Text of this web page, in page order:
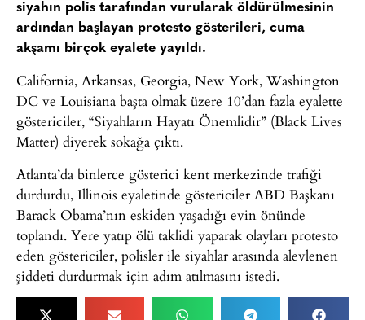
siyahın polis tarafından vurularak öldürülmesinin
ardından başlayan protesto gösterileri, cuma
akşamı birçok eyalete yayıldı.
California, Arkansas, Georgia, New York, Washington
DC ve Louisiana başta olmak üzere 10’dan fazla eyalette
göstericiler, “Siyahların Hayatı Önemlidir” (Black Lives
Matter) diyerek sokağa çıktı.
Atlanta’da binlerce gösterici kent merkezinde trafiği
durdurdu, Illinois eyaletinde göstericiler ABD Başkanı
Barack Obama’nın eskiden yaşadığı evin önünde
toplandı. Yere yatıp ölü taklidi yaparak olayları protesto
eden göstericiler, polisler ile siyahlar arasında alevlenen
şiddeti durdurmak için adım atılmasını istedi.